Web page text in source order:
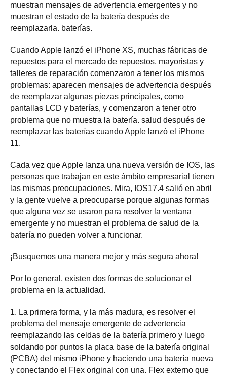
muestran mensajes de advertencia emergentes y no
muestran el estado de la batería después de
reemplazarla. baterías.
Cuando Apple lanzó el iPhone XS, muchas fábricas de
repuestos para el mercado de repuestos, mayoristas y
talleres de reparación comenzaron a tener los mismos
problemas: aparecen mensajes de advertencia después
de reemplazar algunas piezas principales, como
pantallas LCD y baterías, y comenzaron a tener otro
problema que no muestra la batería. salud después de
reemplazar las baterías cuando Apple lanzó el iPhone
11.
Cada vez que Apple lanza una nueva versión de IOS, las
personas que trabajan en este ámbito empresarial tienen
las mismas preocupaciones. Mira, IOS17.4 salió en abril
y la gente vuelve a preocuparse porque algunas formas
que alguna vez se usaron para resolver la ventana
emergente y no muestran el problema de salud de la
batería no pueden volver a funcionar.
¡Busquemos una manera mejor y más segura ahora!
Por lo general, existen dos formas de solucionar el
problema en la actualidad.
1. La primera forma, y ​​la más madura, es resolver el
problema del mensaje emergente de advertencia
reemplazando las celdas de la batería primero y luego
soldando por puntos la placa base de la batería original
(PCBA) del mismo iPhone y haciendo una batería nueva
y conectando el Flex original con una. Flex externo que